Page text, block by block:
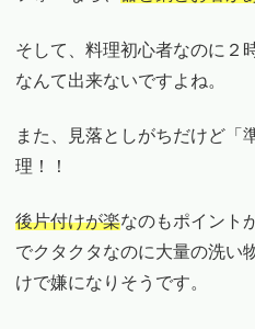
そして、料理初心者なのに２
なんて出来ないですよね。
また、見落としがちだけど「
理！！
後片付けが楽なのもポイント
でクタクタなのに大量の洗い
けで嫌になりそうです。